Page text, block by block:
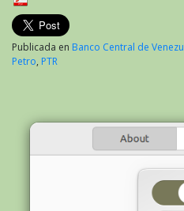
Publicada en Banco Central de
Petro, PTR